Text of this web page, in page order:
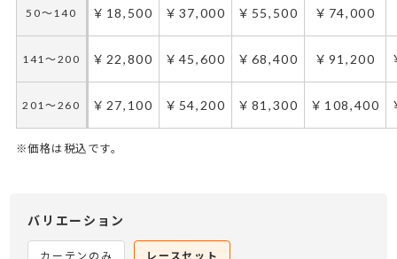
50～140 ￥18,500 ￥37,000 ￥55,500 ￥74,000
141～200 ￥22,800 ￥45,600 ￥68,400 ￥91,200
201～260 ￥27,100 ￥54,200 ￥81,300 ￥108,400
※価格は税込です。
50～140 ￥27,750
50～140 ￥18,500
バリエーション
カーテンのみ
レースセット